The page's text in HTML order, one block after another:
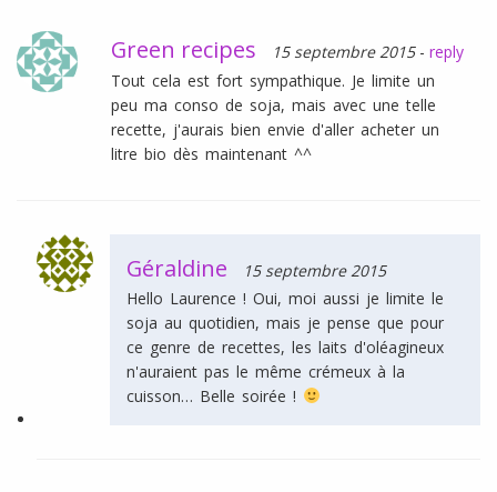
Green recipes 15 septembre 2015 - reply
Tout cela est fort sympathique. Je limite un
peu ma conso de soja, mais avec une telle
recette, j'aurais bien envie d'aller acheter un
litre bio dès maintenant ^^
Géraldine
15 septembre 2015
Hello Laurence ! Oui, moi aussi je limite le
soja au quotidien, mais je pense que pour
ce genre de recettes, les laits d'oléagineux
n'auraient pas le même crémeux à la
cuisson… Belle soirée !